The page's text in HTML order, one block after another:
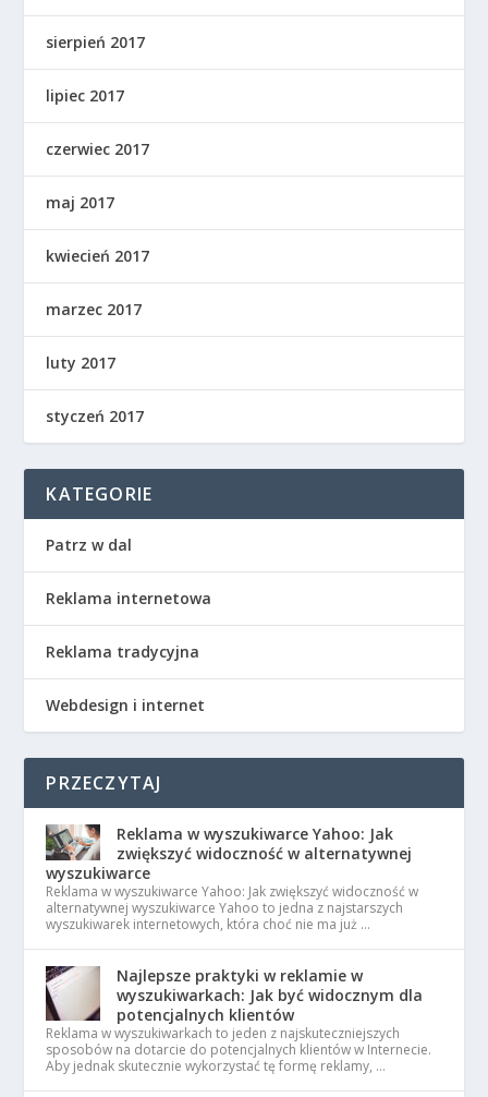
sierpień 2017
lipiec 2017
czerwiec 2017
maj 2017
kwiecień 2017
marzec 2017
luty 2017
styczeń 2017
KATEGORIE
Patrz w dal
Reklama internetowa
Reklama tradycyjna
Webdesign i internet
PRZECZYTAJ
Reklama w wyszukiwarce Yahoo: Jak
zwiększyć widoczność w alternatywnej
wyszukiwarce
Reklama w wyszukiwarce Yahoo: Jak zwiększyć widoczność w
alternatywnej wyszukiwarce Yahoo to jedna z najstarszych
wyszukiwarek internetowych, która choć nie ma już …
Najlepsze praktyki w reklamie w
wyszukiwarkach: Jak być widocznym dla
potencjalnych klientów
Reklama w wyszukiwarkach to jeden z najskuteczniejszych
sposobów na dotarcie do potencjalnych klientów w Internecie.
Aby jednak skutecznie wykorzystać tę formę reklamy, …